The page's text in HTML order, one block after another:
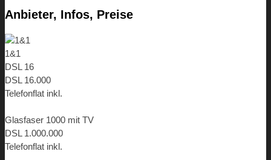
Anbieter, Infos, Preise
1&1
DSL 16
DSL 16.000
Telefonflat inkl.
Glasfaser 1000 mit TV
DSL 1.000.000
Telefonflat inkl.